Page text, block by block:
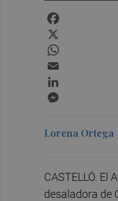
Lorena Ortega
CASTELLÓ. El
desaladora de